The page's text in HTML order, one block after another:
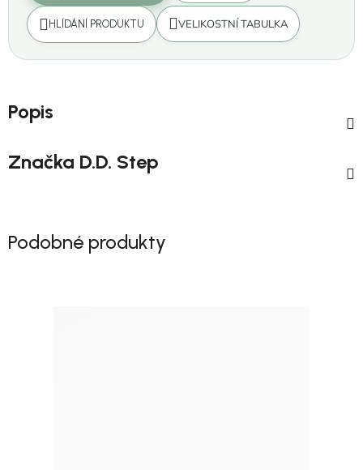
HLÍDÁNÍ PRODUKTU VELIKOSTNÍ TABULKA
Popis
Značka D.D. Step
Podobné produkty